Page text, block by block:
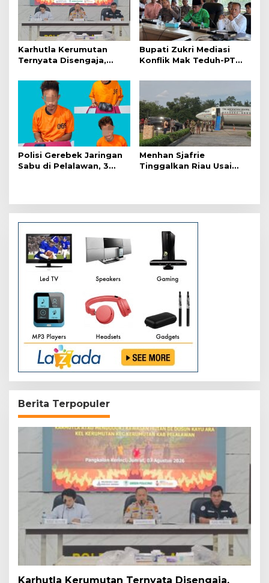
p
s
Karhutla Kerumutan
Ternyata Disengaja,
Pembakar Lahan
Bupati Zukri Mediasi
Konflik Mak Teduh-PT
Polisi Gerebek Jaringan
Sabu di Pelalawan, 3
Menhan Sjafrie
Tinggalkan Riau Usai
Berita Terpopuler
Karhutla Kerumutan Ternyata Disengaja,